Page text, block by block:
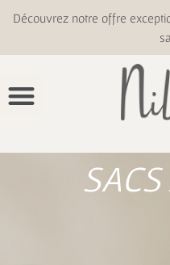
Découvrez notre offre